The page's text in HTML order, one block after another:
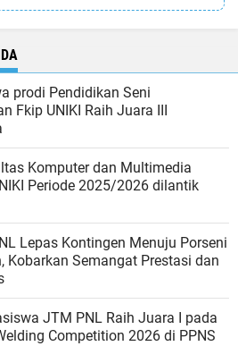
prodi Pendidikan Seni
Fkip UNIKI Raih Juara III
Komputer dan Multimedia
UNIKI Periode 2025/2026 dilantik
Lepas Kontingen Menuju Porseni
Kobarkan Semangat Prestasi dan
JTM PNL Raih Juara I pada
Competition 2026 di PPNS